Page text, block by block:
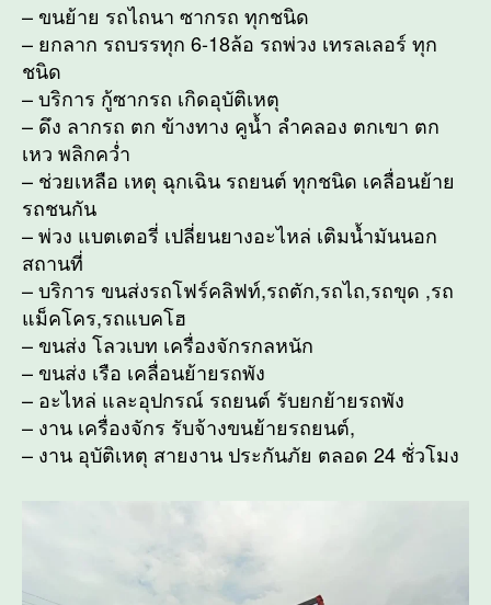
– ขนย้าย รถไถนา ซากรถ ทุกชนิด
– ยกลาก รถบรรทุก 6-18ล้อ รถพ่วง เทรลเลอร์ ทุก
ชนิด
– บริการ กู้ซากรถ เกิดอุบัติเหตุ
– ดึง ลากรถ ตก ข้างทาง คูน้ำ ลำคลอง ตกเขา ตก
เหว พลิกคว่ำ
– ช่วยเหลือ เหตุ ฉุกเฉิน รถยนต์ ทุกชนิด เคลื่อนย้าย
รถชนกัน
– พ่วง แบตเตอรี่ เปลี่ยนยางอะไหล่ เติมน้ำมันนอก
สถานที่
– บริการ ขนส่งรถโฟร์คลิฟท์,รถตัก,รถไถ,รถขุด ,รถ
แม็คโคร,รถแบคโฮ
– ขนส่ง โลวเบท เครื่องจักรกลหนัก
– ขนส่ง เรือ เคลื่อนย้ายรถพัง
– อะไหล่ และอุปกรณ์ รถยนต์ รับยกย้ายรถพัง
– งาน เครื่องจักร รับจ้างขนย้ายรถยนต์,
– งาน อุบัติเหตุ สายงาน ประกันภัย ตลอด 24 ชั่วโมง